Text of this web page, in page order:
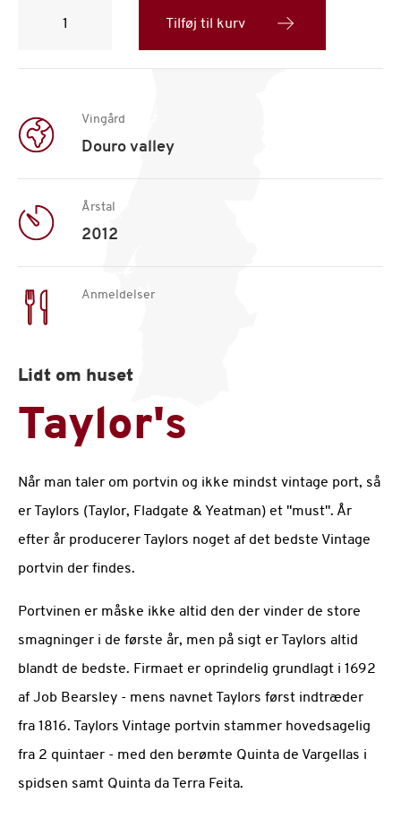
Vintage
2012
antal
Tilføj til kurv
Vingård
Douro valley
Årstal
2012
Anmeldelser
Lidt om huset
Taylor's
Når man taler om portvin og ikke mindst vintage port, så
er Taylors (Taylor, Fladgate & Yeatman) et "must". År
efter år producerer Taylors noget af det bedste Vintage
portvin der findes.
Portvinen er måske ikke altid den der vinder de store
smagninger i de første år, men på sigt er Taylors altid
blandt de bedste. Firmaet er oprindelig grundlagt i 1692
af Job Bearsley - mens navnet Taylors først indtræder
fra 1816. Taylors Vintage portvin stammer hovedsagelig
fra 2 quintaer - med den berømte Quinta de Vargellas i
spidsen samt Quinta da Terra Feita.